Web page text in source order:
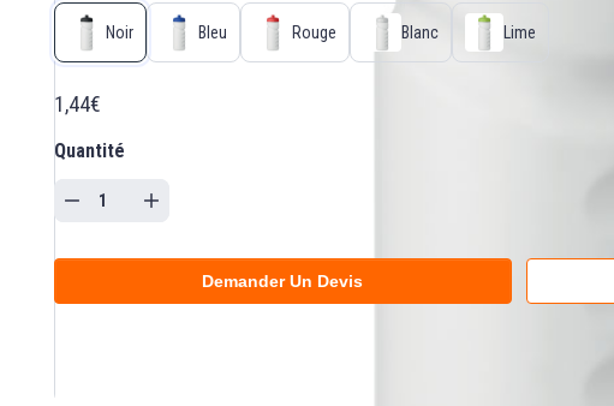
Noir Bleu Rouge Blanc Lime
1,44€
Quantité
Demander Un Devis